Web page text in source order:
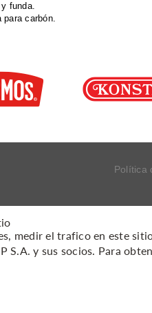
funda.
para carbón.
Política
Política de
medir el trafico en este
S.A. y sus socios. Para